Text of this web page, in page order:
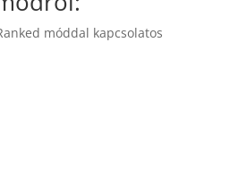
móddal kapcsolatos